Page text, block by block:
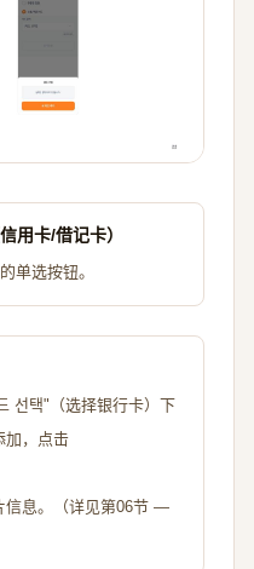
用卡/借记卡）
单选按钮。
선택"（选择银行卡）下
加，点击
信息。（详见第06节 —